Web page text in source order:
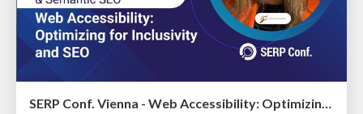
SERP Conf. Vienna - Web Accessibility: Optimizing for Inclusivity and SEO